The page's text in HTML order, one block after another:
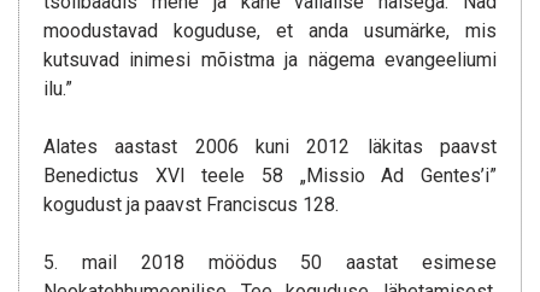
moodustavad koguduse, et anda usumärke, mis
kutsuvad inimesi mõistma ja nägema evangeeliumi
ilu.”
Alates aastast 2006 kuni 2012 läkitas paavst
Benedictus XVI teele 58 „Missio Ad Gentes’i”
kogudust ja paavst Franciscus 128.
5. mail 2018 möödus 50 aastat esimese